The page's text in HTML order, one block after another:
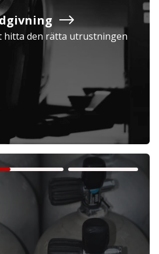
Exkl. moms
Inkl. moms
hitta den rätta utrustningen